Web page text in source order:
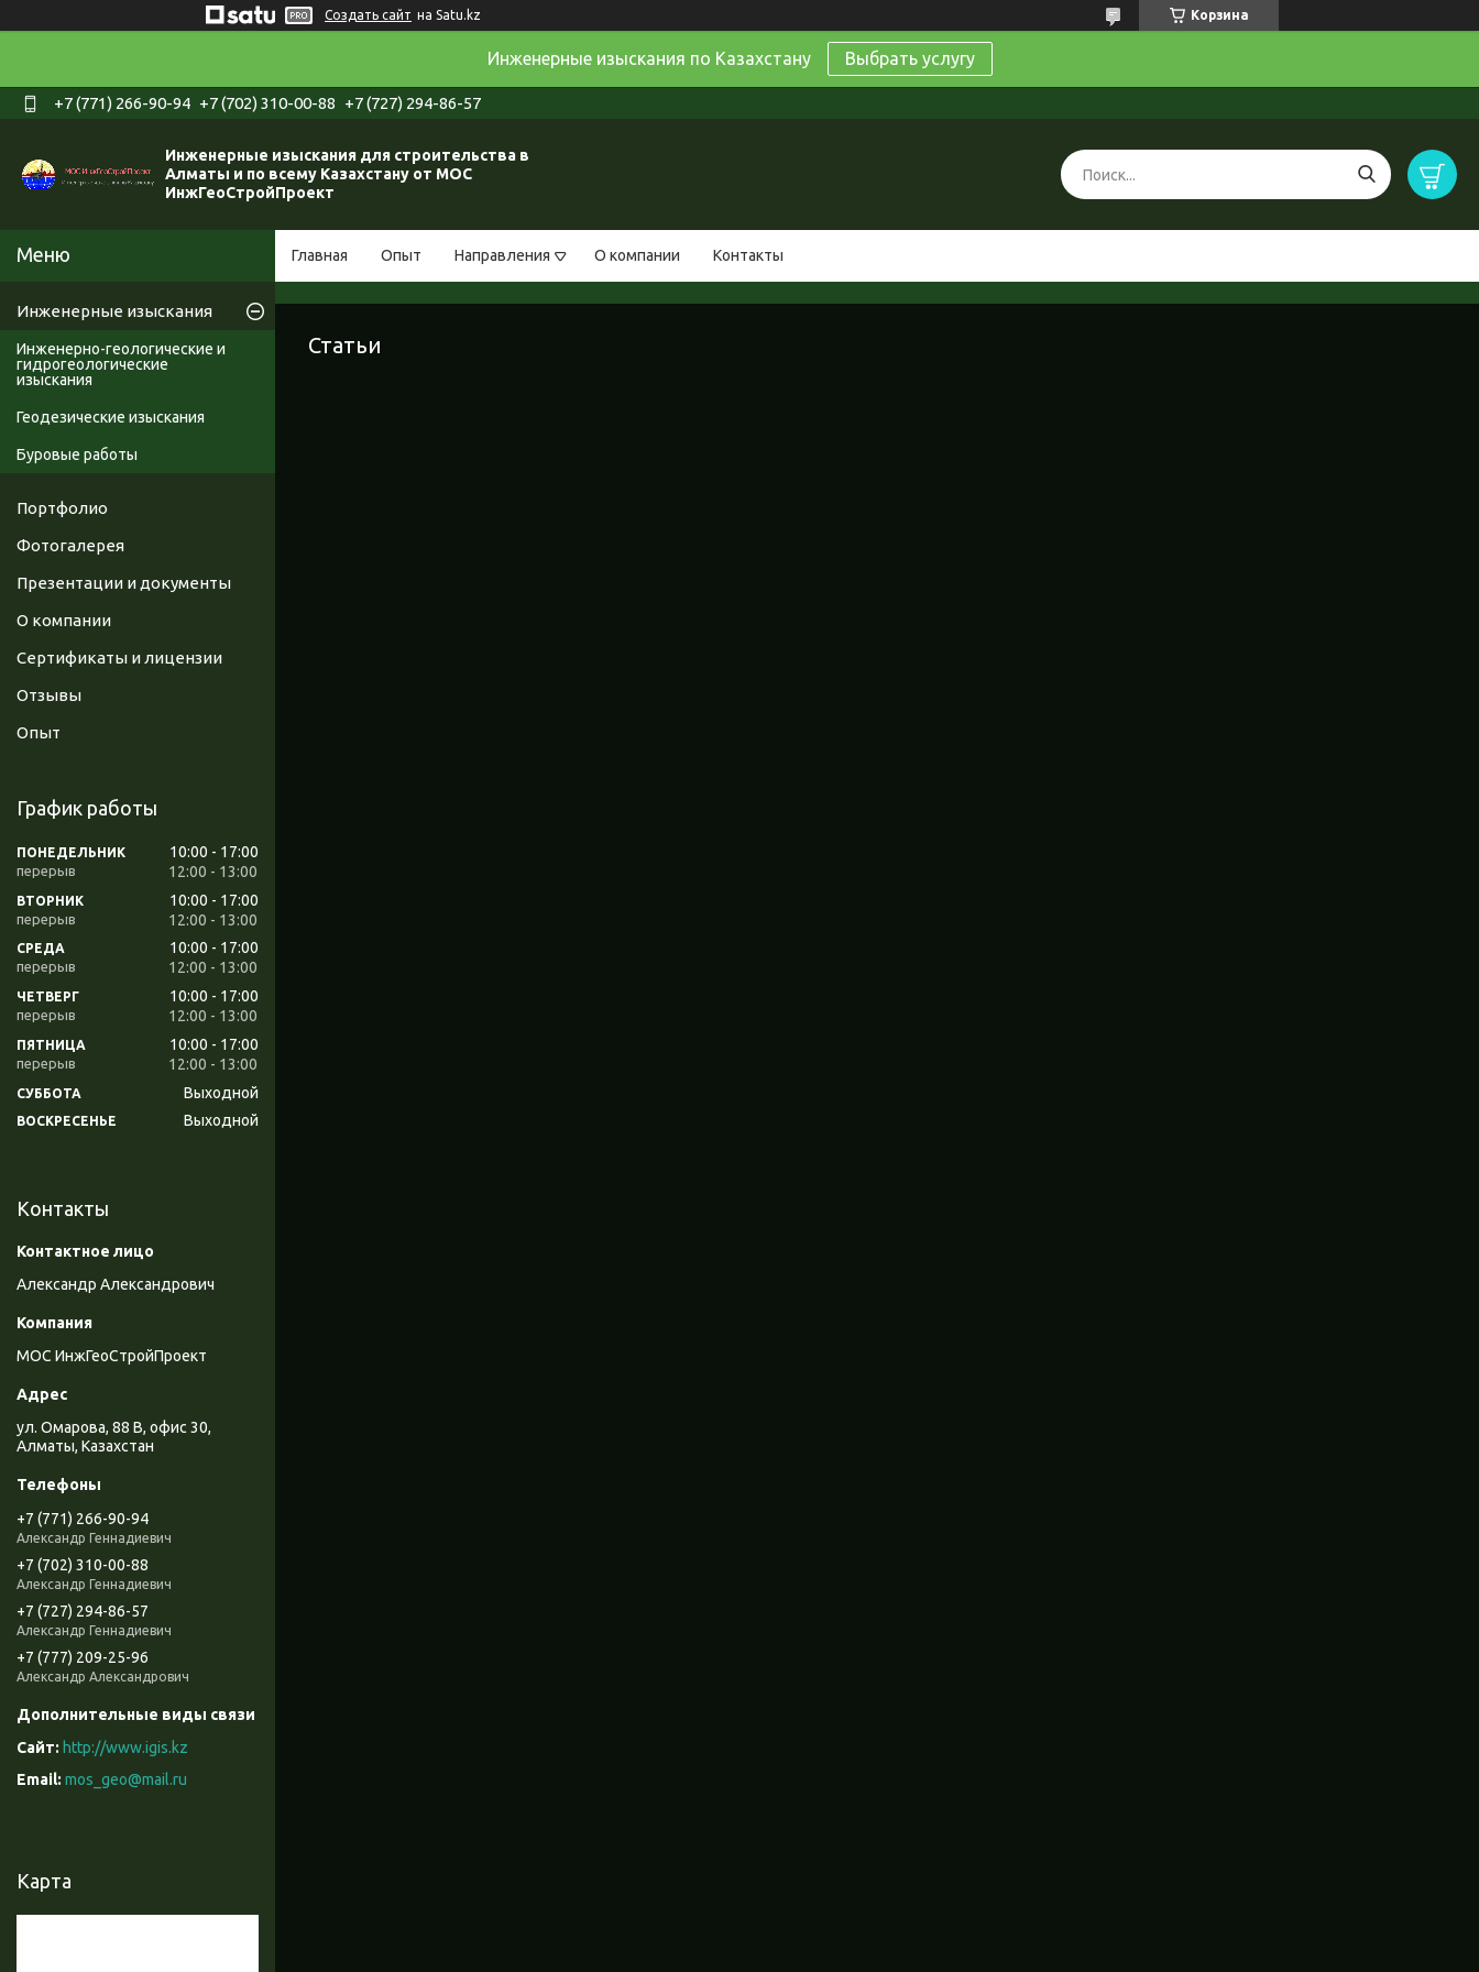
Создать сайт на Satu.kz Корзина
Инженерные изыскания по Казахстану Выбрать услугу
+7 (771) 266-90-94 +7 (702) 310-00-88 +7 (727) 294-86-57
Инженерные изыскания для строительства в
Алматы и по всему Казахстану от МОС
ИнжГеоСтройПроект
Главная Опыт Направления О компании Контакты
Статьи
Инженерные изыскания
Инженерно-геологические и
гидрогеологические
изыскания
Геодезические изыскания
Буровые работы
Портфолио
Фотогалерея
Презентации и документы
О компании
Сертификаты и лицензии
Отзывы
Опыт
График работы
ПОНЕДЕЛЬНИК 10:00
17:00
12:00
13:00
ВТОРНИК 10:00
17:00
12:00
13:00
СРЕДА 10:00
17:00
12:00
13:00
ЧЕТВЕРГ 10:00
17:00
12:00
13:00
ПЯТНИЦА 10:00
17:00
12:00
13:00
СУББОТА Выходной
ВОСКРЕСЕНЬЕ Выходной
Контакты
Александр Александрович
МОС ИнжГеоСтройПроект
ул. Омарова, 88 В, офис 30,
Алматы, Казахстан
+7 (771) 266-90-94
Александр Геннадиевич
+7 (702) 310-00-88
Александр Геннадиевич
+7 (727) 294-86-57
Александр Геннадиевич
+7 (777) 209-25-96
Александр Александрович
http://www.igis.kz
mos_geo@mail.ru
Карта